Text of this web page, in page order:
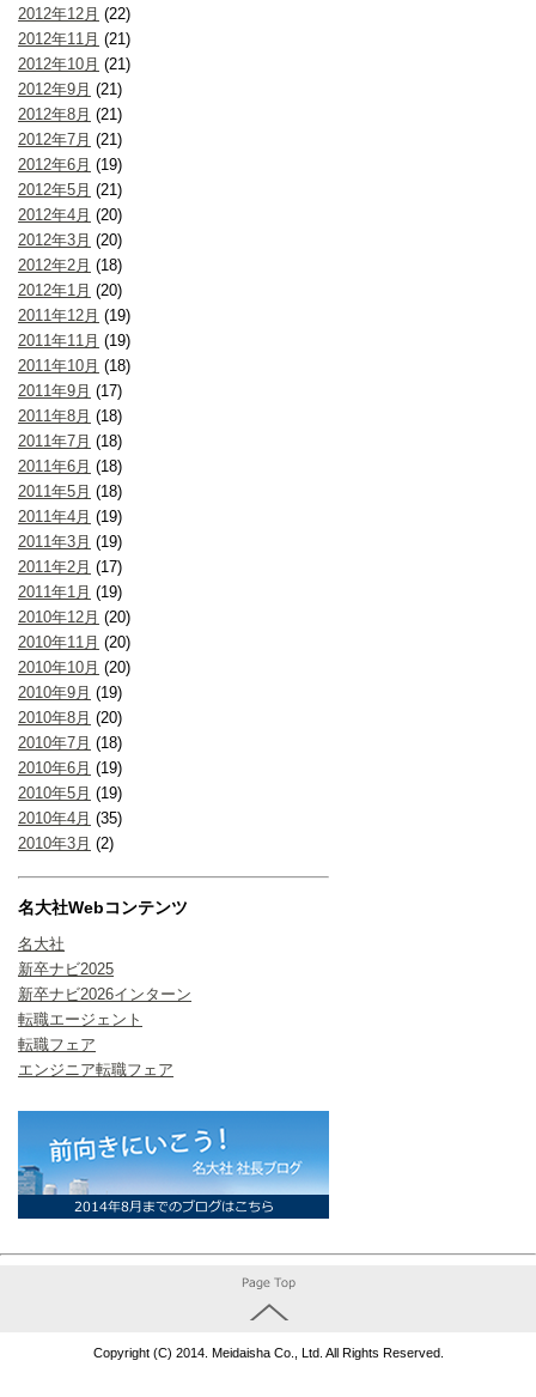
2012年12月 (22)
2012年11月 (21)
2012年10月 (21)
2012年9月 (21)
2012年8月 (21)
2012年7月 (21)
2012年6月 (19)
2012年5月 (21)
2012年4月 (20)
2012年3月 (20)
2012年2月 (18)
2012年1月 (20)
2011年12月 (19)
2011年11月 (19)
2011年10月 (18)
2011年9月 (17)
2011年8月 (18)
2011年7月 (18)
2011年6月 (18)
2011年5月 (18)
2011年4月 (19)
2011年3月 (19)
2011年2月 (17)
2011年1月 (19)
2010年12月 (20)
2010年11月 (20)
2010年10月 (20)
2010年9月 (19)
2010年8月 (20)
2010年7月 (18)
2010年6月 (19)
2010年5月 (19)
2010年4月 (35)
2010年3月 (2)
名大社Webコンテンツ
名大社
新卒ナビ2025
新卒ナビ2026インターン
転職エージェント
転職フェア
エンジニア転職フェア
Copyright (C) 2014. Meidaisha Co., Ltd. All Rights Reserved.